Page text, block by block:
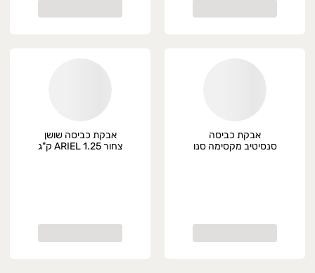
אבקת כביסה
סנסיטיב מקסימה סנו
אבקת כביסה שושן
צחור ARIEL 1.25 ק"ג